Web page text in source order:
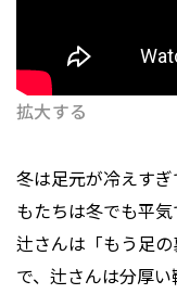
拡大する
冬は足元が冷えす
もたちは冬でも平
辻さんは「もう足
で、辻さんは分厚